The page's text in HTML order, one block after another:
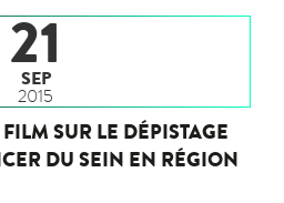
21
SEP
2015
SUR LE DÉPISTAGE
DU SEIN EN RÉGION